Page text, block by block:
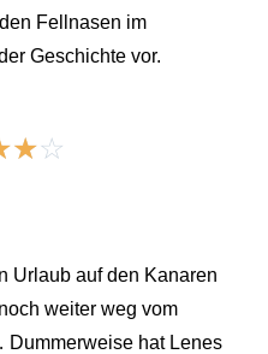
Fellnasen im
Geschichte vor.
☆☆
Urlaub auf den Kanaren
weiter weg vom
hat Lenes